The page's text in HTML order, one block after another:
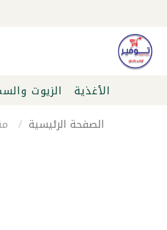
الأغذية الزيوت
الصفحة الرئيسية